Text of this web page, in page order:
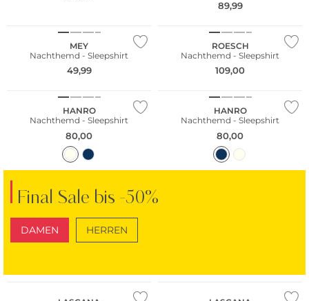
89,99
MEY
Nachthemd - Sleepshirt
49,99
ROESCH
Nachthemd - Sleepshirt
109,00
HANRO
Nachthemd - Sleepshirt
80,00
HANRO
Nachthemd - Sleepshirt
80,00
Final Sale bis -50%
DAMEN HERREN